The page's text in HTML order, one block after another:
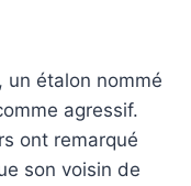
un étalon nommé
agressif.
ont remarqué
son voisin de